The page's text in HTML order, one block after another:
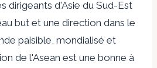
dirigeants d'Asie du Sud-Est
but et une direction dans le
paisible, mondialisé et
de l'Asean est une bonne à